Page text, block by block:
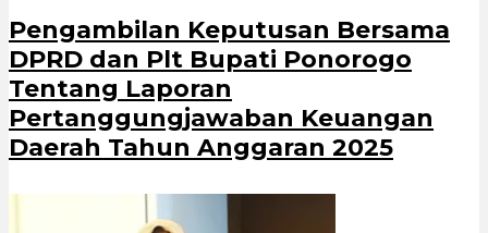
Pengambilan Keputusan Bersama
DPRD dan Plt Bupati Ponorogo
Tentang Laporan
Pertanggungjawaban Keuangan
Daerah Tahun Anggaran 2025